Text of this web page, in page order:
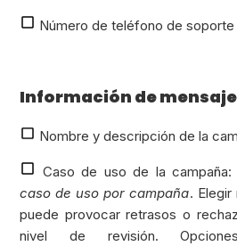
Número de teléfono de soporte
Información de
Nombre y descripción de la
Caso de uso de la campaña:
caso de uso por campaña.
puede provocar retrasos o
nivel de revisión.